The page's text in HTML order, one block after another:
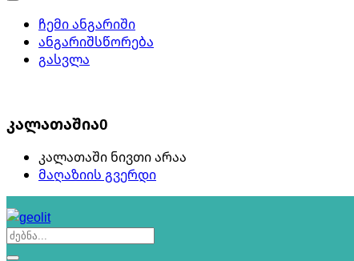
ჩემი ანგარიში
ანგარიშსწორება
გასვლა
კალათაშია0
კალათაში ნივთი არაა
მაღაზიის გვერდი